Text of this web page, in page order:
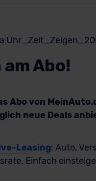
Abo!
Abo von
neue Deals
Leasing: Auto,
Einfach